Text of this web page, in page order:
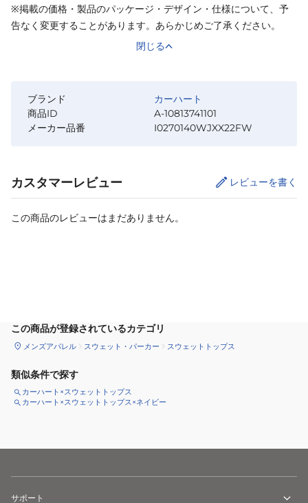
※掲載の価格・製品のパッケージ・デザイン・仕様について、予
告なく変更することがあります。あらかじめご了承ください。
閉じる
ブランド
カーハート
商品ID
A-10813741101
メーカー品番
I0270140WJXX22FW
カスタマーレビュー レビューを書く
この商品のレビューはまだありません。
この商品が登録されているカテゴリ
メンズアパレル スウェット・パーカー スウェットトップス
類似条件で探す
カーハート×スウェットトップス
カーハート×スウェットトップス×ネイビー
サポート